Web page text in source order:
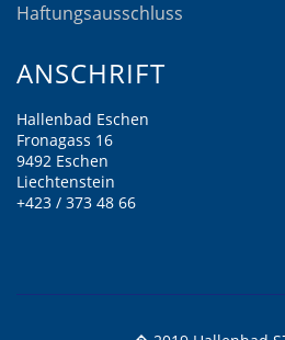
Haftungsausschluss
ANSCHRIFT
Hallenbad Eschen
Fronagass 16
9492 Eschen
Liechtenstein
+423 / 373 48 66